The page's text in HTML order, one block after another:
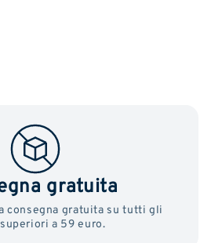
gratuita
consegna gratuita su tutti gli
a 59 euro.